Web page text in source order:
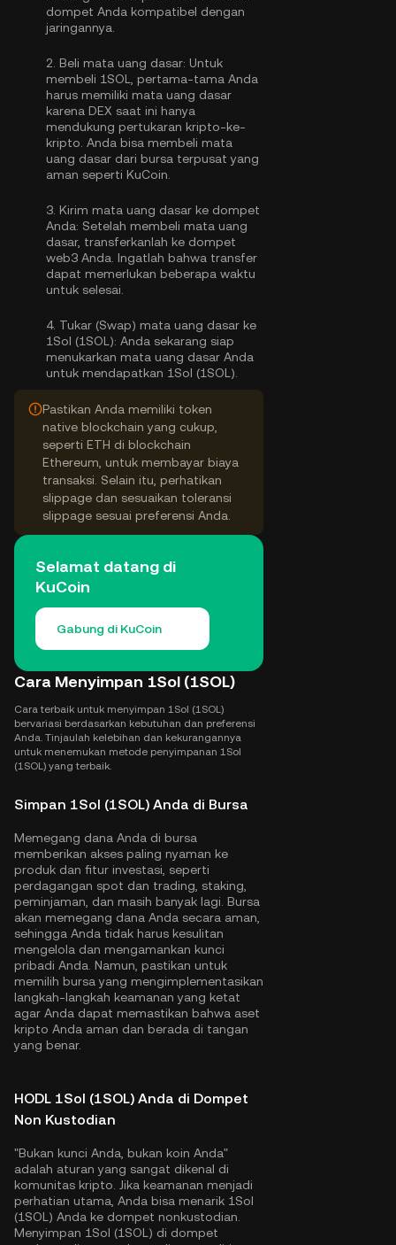
dompet Anda kompatibel dengan
jaringannya.
2. Beli mata uang dasar: Untuk
membeli 1SOL, pertama-tama Anda
harus memiliki mata uang dasar
karena DEX saat ini hanya
mendukung pertukaran kripto-ke-
kripto. Anda bisa membeli mata
uang dasar dari bursa terpusat yang
aman seperti KuCoin.
3. Kirim mata uang dasar ke dompet
Anda: Setelah membeli mata uang
dasar, transferkanlah ke dompet
web3 Anda. Ingatlah bahwa transfer
dapat memerlukan beberapa waktu
untuk selesai.
4. Tukar (Swap) mata uang dasar ke
1Sol (1SOL): Anda sekarang siap
menukarkan mata uang dasar Anda
untuk mendapatkan 1Sol (1SOL).
Pastikan Anda memiliki token
native blockchain yang cukup,
seperti ETH di blockchain
Ethereum, untuk membayar biaya
transaksi. Selain itu, perhatikan
slippage dan sesuaikan toleransi
slippage sesuai preferensi Anda.
Selamat datang di
KuCoin
Gabung di KuCoin
Cara Menyimpan 1Sol (1SOL)
Cara terbaik untuk menyimpan 1Sol (1SOL)
bervariasi berdasarkan kebutuhan dan preferensi
Anda. Tinjaulah kelebihan dan kekurangannya
untuk menemukan metode penyimpanan 1Sol
(1SOL) yang terbaik.
Simpan 1Sol (1SOL) Anda di Bursa
Memegang dana Anda di bursa
memberikan akses paling nyaman ke
produk dan fitur investasi, seperti
perdagangan spot dan trading, staking,
peminjaman, dan masih banyak lagi. Bursa
akan memegang dana Anda secara aman,
sehingga Anda tidak harus kesulitan
mengelola dan mengamankan kunci
pribadi Anda. Namun, pastikan untuk
memilih bursa yang mengimplementasikan
langkah-langkah keamanan yang ketat
agar Anda dapat memastikan bahwa aset
kripto Anda aman dan berada di tangan
yang benar.
HODL 1Sol (1SOL) Anda di Dompet
Non Kustodian
"Bukan kunci Anda, bukan koin Anda"
adalah aturan yang sangat dikenal di
komunitas kripto. Jika keamanan menjadi
perhatian utama, Anda bisa menarik 1Sol
(1SOL) Anda ke dompet nonkustodian.
Menyimpan 1Sol (1SOL) di dompet